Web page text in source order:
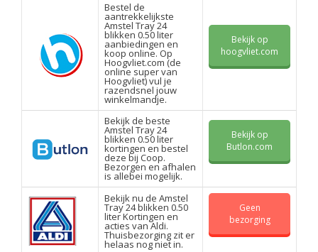
Bestel de
aantrekkelijkste
Amstel Tray 24
blikken 0.50 liter
aanbiedingen en
koop online. Op
Hoogvliet.com (de
online super van
Hoogvliet) vul je
razendsnel jouw
winkelmandje.
Bekijk op
hoogvliet.com
Bekijk de beste
Amstel Tray 24
blikken 0.50 liter
kortingen en bestel
deze bij Coop.
Bezorgen en afhalen
is allebei mogelijk.
Bekijk op
Butlon.com
Bekijk nu de Amstel
Tray 24 blikken 0.50
liter Kortingen en
acties van Aldi.
Thuisbezorging zit er
helaas nog niet in.
Geen
bezorging